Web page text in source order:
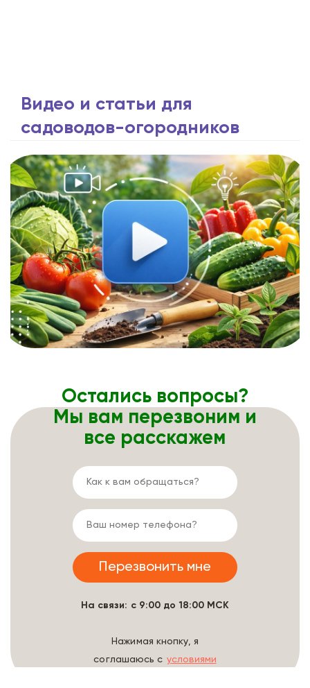
Видео и статьи для
садоводов-огородников
Остались вопросы?
Мы вам перезвоним и
все расскажем
На связи: с 9:00 до 18:00 МСК
Нажимая кнопку, я
соглашаюсь с условиями